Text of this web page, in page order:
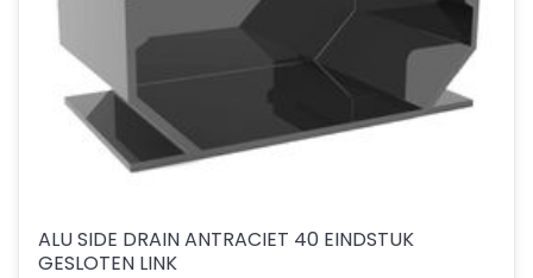
ALU SIDE DRAIN ANTRACIET 40 EINDSTUK
GESLOTEN LINK